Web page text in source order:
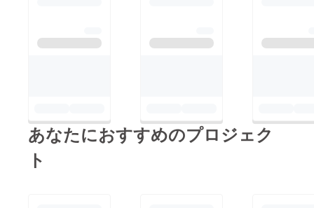
をリサンク村へ提案し
（地震により倒壊した
学校の跡地）現在でも
に！SNSなどでもシェ
https://sakura-hall-
あなたにおすすめのプロジェク
ト